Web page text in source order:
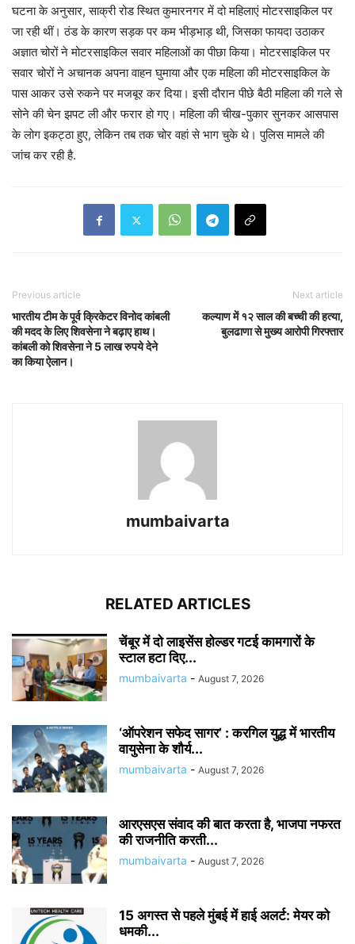
घटना के अनुसार, साक्री रोड स्थित कुमारनगर में दो महिलाएं मोटरसाइकिल पर
जा रही थीं। ठंड के कारण सड़क पर कम भीड़भाड़ थी, जिसका फायदा उठाकर
अज्ञात चोरों ने मोटरसाइकिल सवार महिलाओं का पीछा किया। मोटरसाइकिल पर
सवार चोरों ने अचानक अपना वाहन घुमाया और एक महिला की मोटरसाइकिल के
पास आकर उसे रुकने पर मजबूर कर दिया। इसी दौरान पीछे बैठी महिला की गले से
सोने की चेन झपट ली और फरार हो गए। महिला की चीख-पुकार सुनकर आसपास
के लोग इकट्ठा हुए, लेकिन तब तक चोर वहां से भाग चुके थे। पुलिस मामले की
जांच कर रही है.
Previous article
भारतीय टीम के पूर्व क्रिकेटर विनोद कांबली
की मदद के लिए शिवसेना ने बढ़ाए हाथ।
कांबली को शिवसेना ने 5 लाख रुपये देने
का किया ऐलान।
Next article
कल्याण में १२ साल की बच्ची की हत्या,
बुलढाणा से मुख्य आरोपी गिरफ्तार
mumbaivarta
RELATED ARTICLES
चेंबूर में दो लाइसेंस होल्डर गटई कामगारों के
स्टाल हटा दिए...
mumbaivarta - August 7, 2026
‘ऑपरेशन सफेद सागर’ : करगिल युद्ध में भारतीय
वायुसेना के शौर्य...
mumbaivarta - August 7, 2026
आरएसएस संवाद की बात करता है, भाजपा नफरत
की राजनीति करती...
mumbaivarta - August 7, 2026
15 अगस्त से पहले मुंबई में हाई अलर्ट: मेयर को
धमकी...